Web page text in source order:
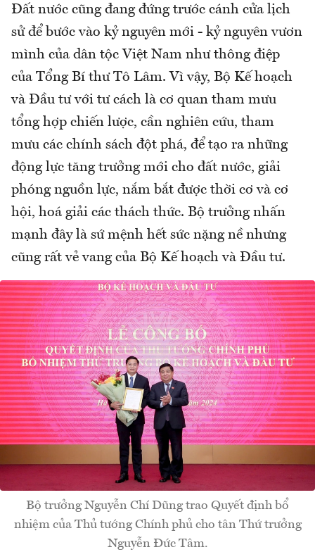
Đất nước cũng đang đứng trước cánh cửa lịch
sử để bước vào kỷ nguyên mới - kỷ nguyên vươn
mình của dân tộc Việt Nam như thông điệp
của Tổng Bí thư Tô Lâm. Vì vậy, Bộ Kế hoạch
và Đầu tư với tư cách là cơ quan tham mưu
tổng hợp chiến lược, cần nghiên cứu, tham
mưu các chính sách đột phá, để tạo ra những
động lực tăng trưởng mới cho đất nước, giải
phóng nguồn lực, nắm bắt được thời cơ và cơ
hội, hoá giải các thách thức. Bộ trưởng nhấn
mạnh đây là sứ mệnh hết sức nặng nề nhưng
cũng rất vẻ vang của Bộ Kế hoạch và Đầu tư.
Bộ trưởng Nguyễn Chí Dũng trao Quyết định bổ
nhiệm của Thủ tướng Chính phủ cho tân Thứ trưởng
Nguyễn Đức Tâm.